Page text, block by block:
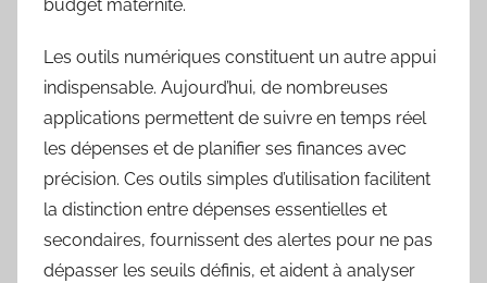
budget maternité.
Les outils numériques constituent un autre appui
indispensable. Aujourd’hui, de nombreuses
applications permettent de suivre en temps réel
les dépenses et de planifier ses finances avec
précision. Ces outils simples d’utilisation facilitent
la distinction entre dépenses essentielles et
secondaires, fournissent des alertes pour ne pas
dépasser les seuils définis, et aident à analyser